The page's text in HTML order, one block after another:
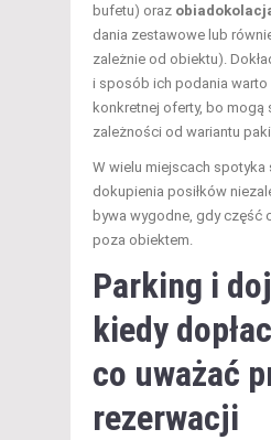
bufetu) oraz
dania zestawowe lub
zależnie od obiektu).
i sposób ich podania
konkretnej oferty, bo mogą
zależności od wariantu
W wielu miejscach
dokupienia posiłków
bywa wygodne, gdy część
poza obiektem.
Parking i
kiedy
co uważać
rezerwacji